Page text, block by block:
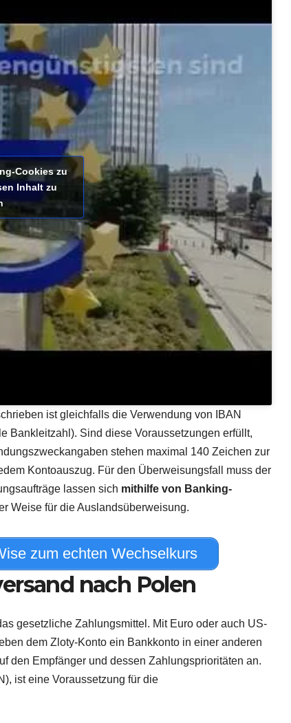
Cookies zu
Inhalt zu
ist gleichfalls die Verwendung von IBAN
Bankleitzahl). Sind diese Voraussetzungen erfüllt,
stehen maximal 140 Zeichen zur
Kontoauszug. Für den Überweisungsfall muss der
lassen sich mithilfe von Banking-
Weise für die Auslandsüberweisung.
zum echten Wechselkurs
nach Polen
gesetzliche Zahlungsmittel. Mit Euro oder auch US-
dem Zloty-Konto ein Bankkonto in einer anderen
den Empfänger und dessen Zahlungsprioritäten an.
ist eine Voraussetzung für die